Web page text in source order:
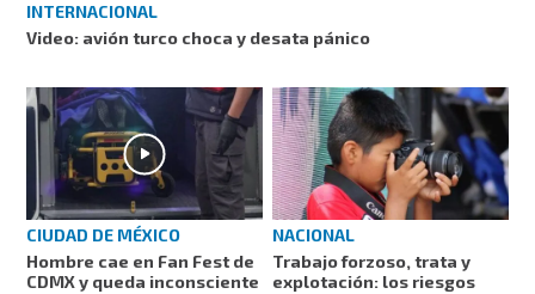
INTERNACIONAL
Video: avión turco choca y desata pánico
CIUDAD DE MÉXICO
Hombre cae en Fan Fest de
CDMX y queda inconsciente
NACIONAL
Trabajo forzoso, trata y
explotación: los riesgos